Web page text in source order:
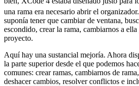
una rama era necesario abrir el
suponía tener que cambiar de ventana,
escondido, crear la rama, cambiarnos a
proyecto.
Aquí hay una sustancial mejoría. Ahora
la parte superior desde el que podemos
comunes: crear ramas, cambiarnos de
deshacer cambios, resolver conflictos e